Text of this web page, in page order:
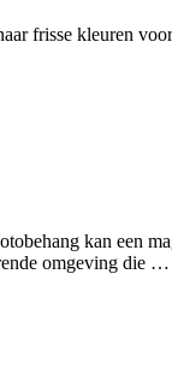
frisse kleuren
kan een
omgeving die …